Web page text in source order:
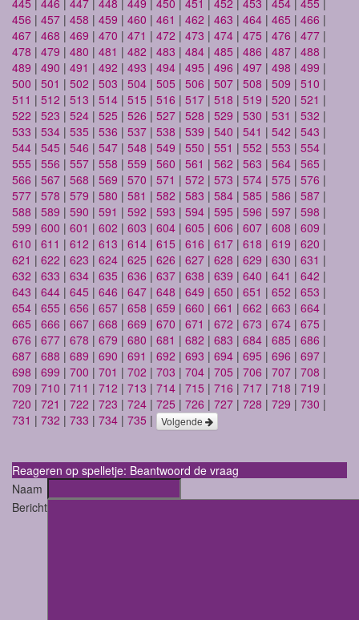
456 | 457 | 458 | 459 | 460 | 461 | 462 | 463 | 464 | 465 | 466 |
467 | 468 | 469 | 470 | 471 | 472 | 473 | 474 | 475 | 476 | 477 |
478 | 479 | 480 | 481 | 482 | 483 | 484 | 485 | 486 | 487 | 488 |
489 | 490 | 491 | 492 | 493 | 494 | 495 | 496 | 497 | 498 | 499 |
500 | 501 | 502 | 503 | 504 | 505 | 506 | 507 | 508 | 509 | 510 |
511 | 512 | 513 | 514 | 515 | 516 | 517 | 518 | 519 | 520 | 521 |
522 | 523 | 524 | 525 | 526 | 527 | 528 | 529 | 530 | 531 | 532 |
533 | 534 | 535 | 536 | 537 | 538 | 539 | 540 | 541 | 542 | 543 |
544 | 545 | 546 | 547 | 548 | 549 | 550 | 551 | 552 | 553 | 554 |
555 | 556 | 557 | 558 | 559 | 560 | 561 | 562 | 563 | 564 | 565 |
566 | 567 | 568 | 569 | 570 | 571 | 572 | 573 | 574 | 575 | 576 |
577 | 578 | 579 | 580 | 581 | 582 | 583 | 584 | 585 | 586 | 587 |
588 | 589 | 590 | 591 | 592 | 593 | 594 | 595 | 596 | 597 | 598 |
599 | 600 | 601 | 602 | 603 | 604 | 605 | 606 | 607 | 608 | 609 |
610 | 611 | 612 | 613 | 614 | 615 | 616 | 617 | 618 | 619 | 620 |
621 | 622 | 623 | 624 | 625 | 626 | 627 | 628 | 629 | 630 | 631 |
632 | 633 | 634 | 635 | 636 | 637 | 638 | 639 | 640 | 641 | 642 |
643 | 644 | 645 | 646 | 647 | 648 | 649 | 650 | 651 | 652 | 653 |
654 | 655 | 656 | 657 | 658 | 659 | 660 | 661 | 662 | 663 | 664 |
665 | 666 | 667 | 668 | 669 | 670 | 671 | 672 | 673 | 674 | 675 |
676 | 677 | 678 | 679 | 680 | 681 | 682 | 683 | 684 | 685 | 686 |
687 | 688 | 689 | 690 | 691 | 692 | 693 | 694 | 695 | 696 | 697 |
698 | 699 | 700 | 701 | 702 | 703 | 704 | 705 | 706 | 707 | 708 |
709 | 710 | 711 | 712 | 713 | 714 | 715 | 716 | 717 | 718 | 719 |
720 | 721 | 722 | 723 | 724 | 725 | 726 | 727 | 728 | 729 | 730 |
731 | 732 | 733 | 734 | 735 | Volgende
Reageren op spelletje: Beantwoord de vraag
Naam
Bericht